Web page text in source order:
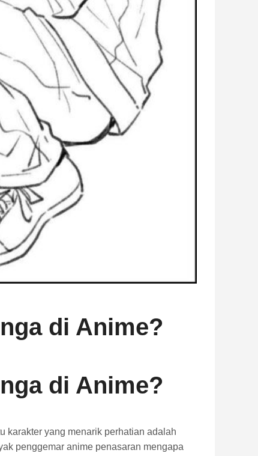
di Anime?
di Anime?
karakter yang menarik perhatian adalah
penggemar anime penasaran mengapa